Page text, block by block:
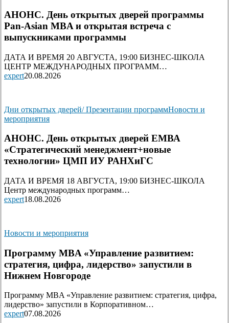
АНОНС. День открытых дверей программы
Pan-Asian MBA и открытая встреча с
выпускниками программы
ДАТА И ВРЕМЯ 20 АВГУСТА, 19:00 БИЗНЕС-ШКОЛА
ЦЕНТР МЕЖДУНАРОДНЫХ ПРОГРАММ…
expert20.08.2026
Дни открытых дверей/ Презентации программНовости и
мероприятия
АНОНС. День открытых дверей ЕМВА
«Стратегический менеджмент+новые
технологии» ЦМП ИУ РАНХиГС
ДАТА И ВРЕМЯ 18 АВГУСТА, 19:00 БИЗНЕС-ШКОЛА
Центр международных программ…
expert18.08.2026
Новости и мероприятия
Программу MBA «Управление развитием:
стратегия, цифра, лидерство» запустили в
Нижнем Новгороде
Программу MBA «Управление развитием: стратегия, цифра,
лидерство» запустили в Корпоративном…
expert07.08.2026